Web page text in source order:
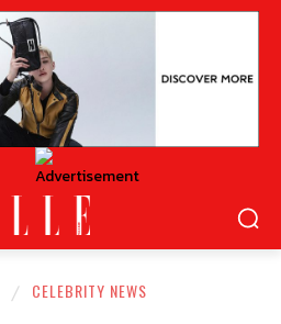
CELEBRITY NEWS